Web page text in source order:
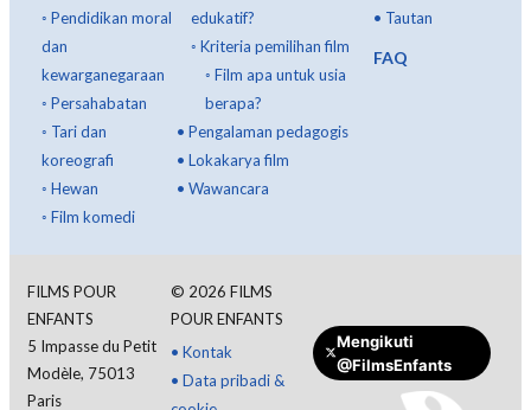
◦ Pendidikan moral
dan
kewarganegaraan
◦ Persahabatan
◦ Tari dan
koreografi
◦ Hewan
◦ Film komedi
edukatif?
◦ Kriteria pemilihan film
◦ Film apa untuk usia
berapa?
• Pengalaman pedagogis
• Lokakarya film
• Wawancara
• Tautan
FAQ
FILMS POUR
ENFANTS
5 Impasse du Petit
Modèle, 75013
Paris
© 2026 FILMS
POUR ENFANTS
• Kontak
• Data pribadi &
Mengikuti
@FilmsEnfants